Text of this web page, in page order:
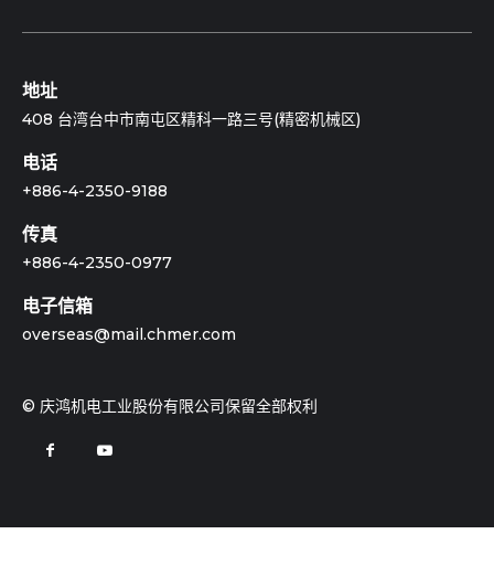
地址
408 台湾台中市南屯区精科一路三号(精密机械区)
电话
+886-4-2350-9188
传真
+886-4-2350-0977
电子信箱
overseas@mail.chmer.com
© 庆鸿机电工业股份有限公司保留全部权利